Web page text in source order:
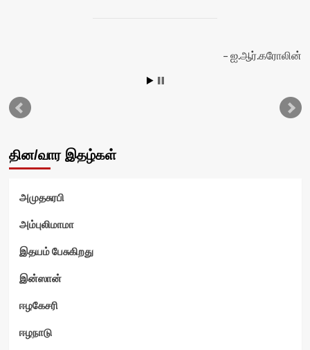
ஐ.ஆர்.கரோலின்
தின/வார இதழ்கள்
அமுதசுரபி
அம்புலிமாமா
இதயம் பேசுகிறது
இன்ஸான்
ஈழகேசரி
ஈழநாடு